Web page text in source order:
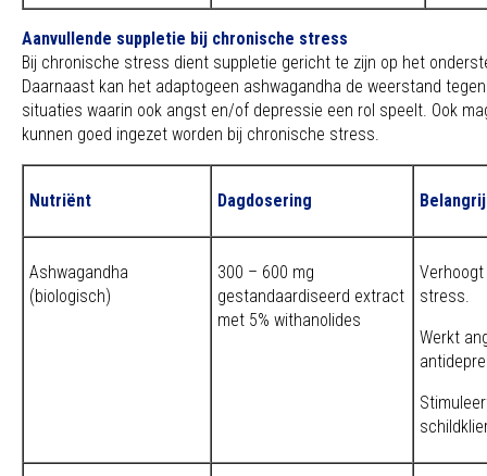
Aanvullende suppletie bij chronische stress
Bij chronische stress dient suppletie gericht te zijn op het
Daarnaast kan het adaptogeen ashwagandha de weerstand
situaties waarin ook angst en/of depressie een rol speelt. Ook
kunnen goed ingezet worden bij chronische stress.
Nutriënt Dagdosering
Ashwagandha
(biologisch)
300 – 600 mg
gestandaardiseerd extract
met 5% withanolides
stress.
Werkt